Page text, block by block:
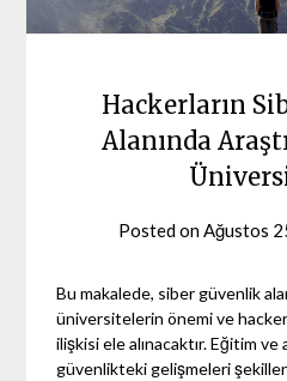
Hackerların
Alanında
Posted on Ağustos
Bu makalede, siber güvenlik
üniversitelerin önemi ve
ilişkisi ele alınacaktır. Eğitim ve
güvenlikteki gelişmeleri